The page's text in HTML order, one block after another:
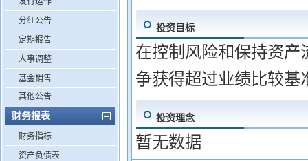
分红公告
定期报告
人事调整
基金销售
其他公告
财务报表
财务指标
资产负债表
投资目标
在控制风险和保持资
争获得超过业绩比较基
投资理念
暂无数据